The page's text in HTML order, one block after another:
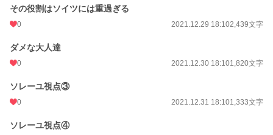
その役割はソイツには重過ぎる
0 2021.12.29 18:102,439文字
ダメな大人達
0 2021.12.30 18:101,820文字
ソレーユ視点③
0 2021.12.31 18:101,333文字
ソレーユ視点④